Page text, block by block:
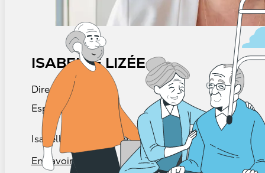
ISABELLE LIZÉE
Directrice générale
Espace MUNI
Isabelle Lizée cumule plus de 25 ans
En savoir plus →